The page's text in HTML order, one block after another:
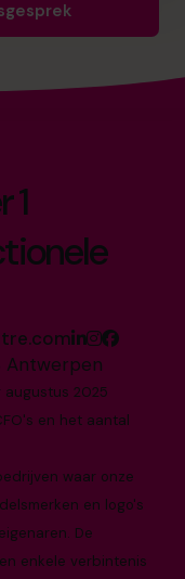
1
Antwerpen
2025
en het aantal
waar onze
en logo's
De
enkele verbintenis